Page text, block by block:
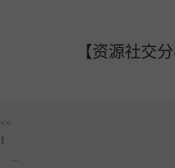
【资源社交
<<
1
...